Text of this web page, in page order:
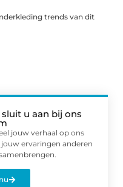
trends van dit
u aan bij ons
jouw verhaal op ons
ervaringen anderen